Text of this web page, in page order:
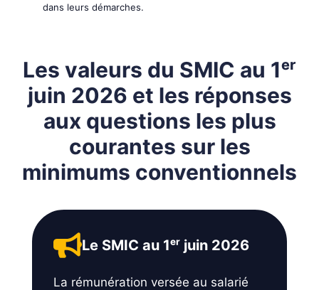
dans leurs démarches.
Les valeurs du SMIC au 1ᵉʳ
juin 2026 et les réponses
aux questions les plus
courantes sur les
minimums conventionnels
Le SMIC au 1ᵉʳ juin 2026
La rémunération versée au salarié